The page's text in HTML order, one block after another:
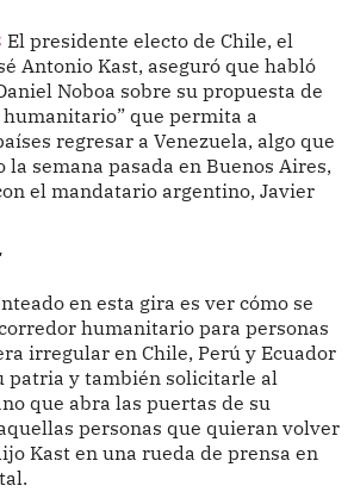
El presidente electo de Chile, el
Antonio Kast, aseguró que habló
Noboa sobre su propuesta de
que permita a
regresar a Venezuela, algo que
semana pasada en Buenos Aires,
el mandatario argentino, Javier
en esta gira es ver cómo se
humanitario para personas
irregular en Chile, Perú y Ecuador
patria y también solicitarle al
que abra las puertas de su
personas que quieran volver
Kast en una rueda de prensa en